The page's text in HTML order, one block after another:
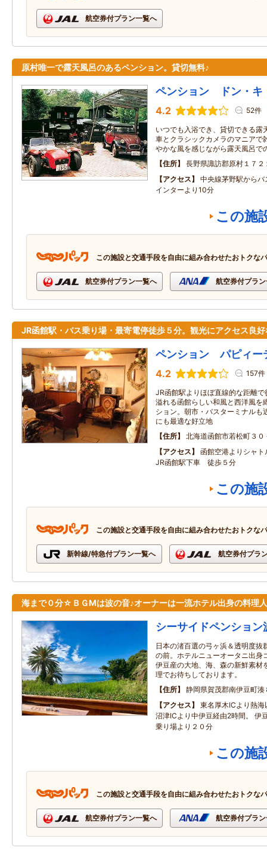
航空券付プラン一覧へ
原村唯一で露天風呂のあるペンション。貸切無料♪
ペンション ドン・キ
4.2 52件
いつでも入浴でき、貸切できる露
車とクラシックカメラのマニアで
やかな風を感じながら露天風呂で
住所
長野県諏訪郡原村１７
アクセス
中央線茅野駅から
インターより10分
この施
この施設と交通手段を自由に組み合わせたおトクな
航空券付プラン一覧へ 航空券付プラ
JR函館駅・バス乗り場・最寄電停徒歩５分。観光にアクセス良
ペンション パピィー
4.2 157件
JR函館駅よりほぼ直線的な距離
溢れる函館らしい和風と西洋風を
ション。朝市・バスターミナルも
にも最適な好立地
住所
北海道函館市若松町３０
アクセス
函館空港よりシャ
JR函館駅下車 徒歩５分
この施
この施設と交通手段を自由に組み合わせたおトクな
新幹線/特急付プラン一覧へ 航空券付プラ
海まで０分☆ＢＧМは波の音♪オーナーは一流ホテル出身の料理
シーサイドペンション
日本の渚百選の弓ヶ浜＆透明度抜
の前。ホテルニューオータニ出身
伊豆産の大地、海、森の新鮮素材
理でお待ちしております。
住所
静岡県賀茂郡南伊豆町湊
アクセス
東名厚木ICより熱
沼津ICより中伊豆経由2時間。 伊
乗り場より２０分
この施
この施設と交通手段を自由に組み合わせたおトクな
航空券付プラン一覧へ 航空券付プラ